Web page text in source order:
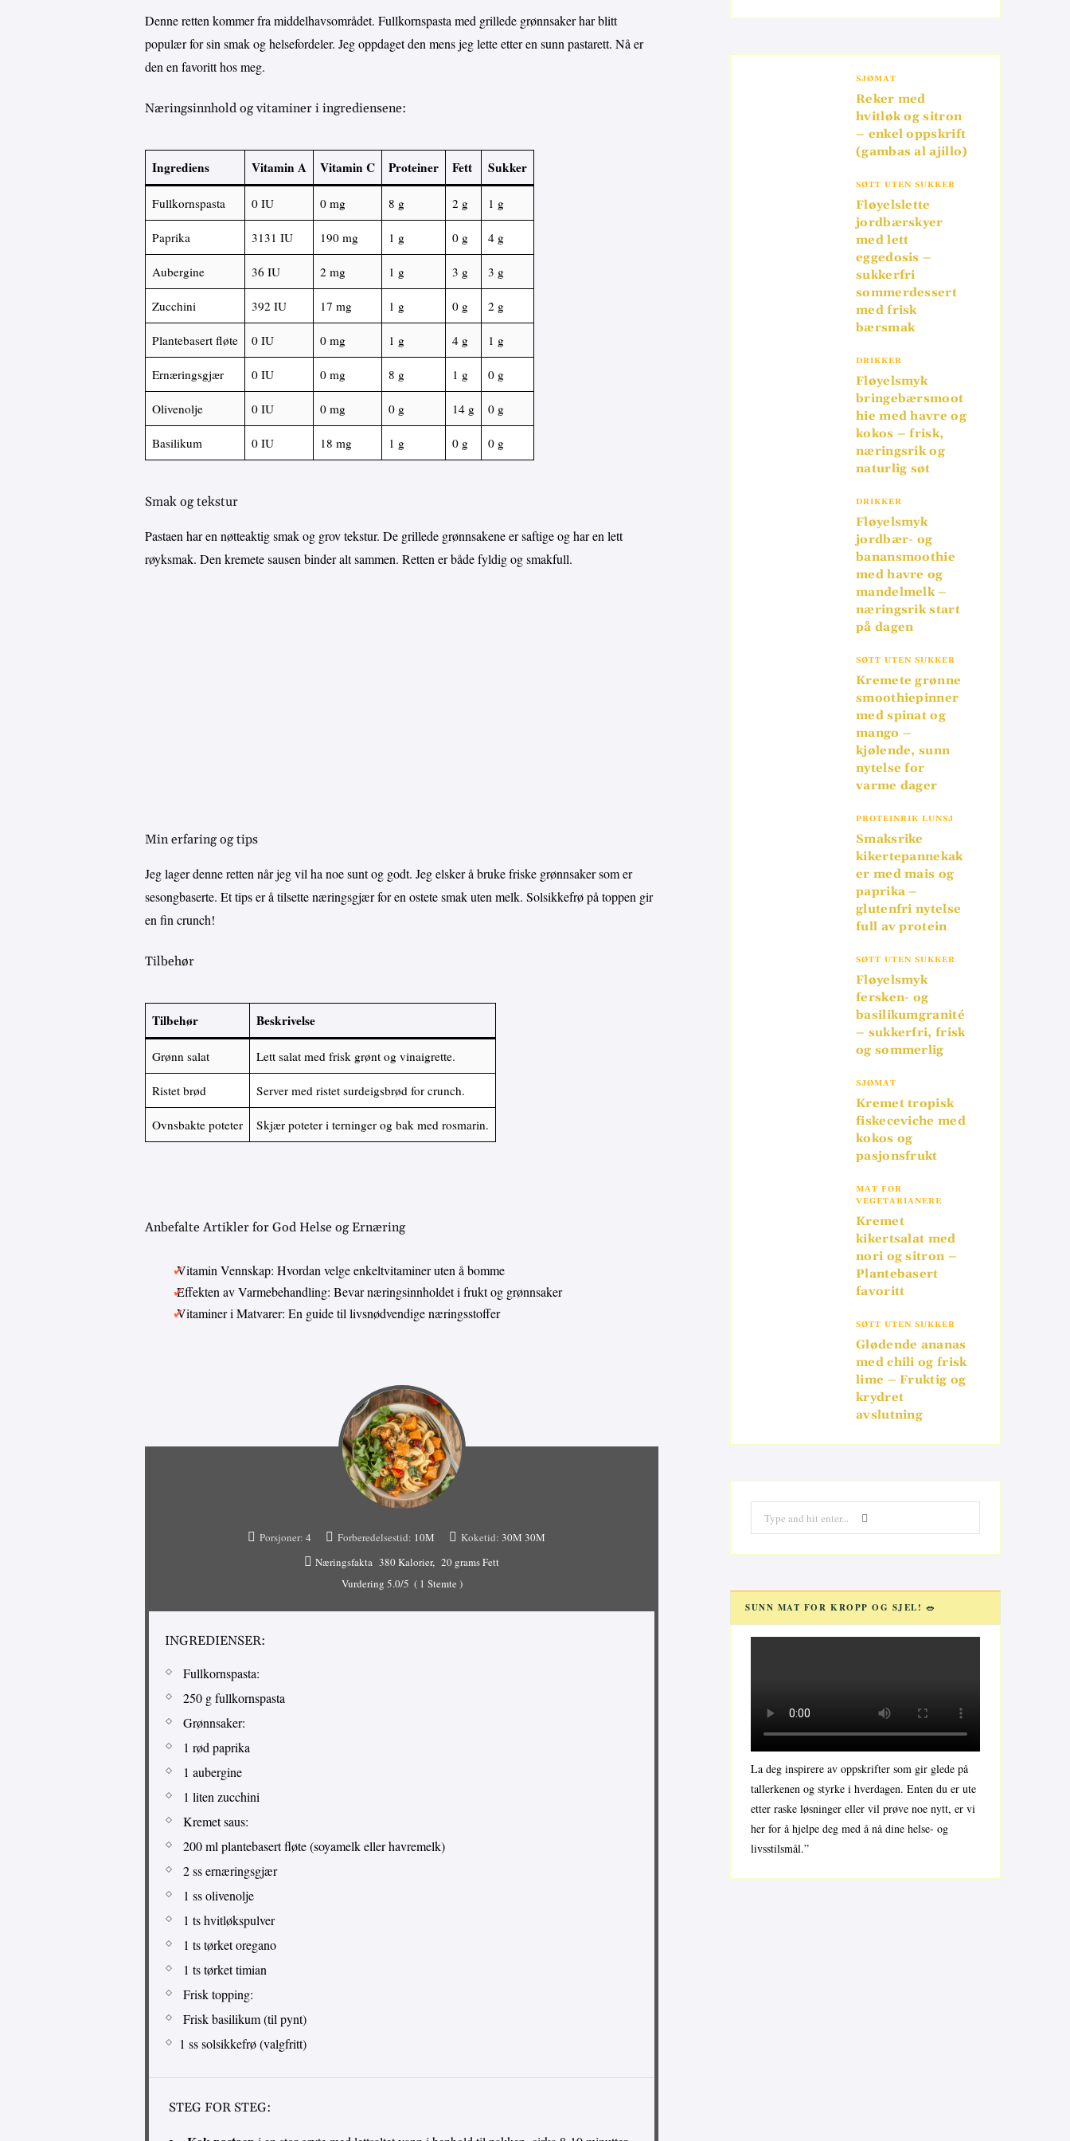
Denne retten kommer fra middelhavsområdet. Fullkornspasta med grillede grønnsaker har blitt
populær for sin smak og helsefordeler. Jeg oppdaget den mens jeg lette etter en sunn pastarett. Nå er
den en favoritt hos meg.
Næringsinnhold og vitaminer i ingrediensene:
Ingrediens Vitamin A Vitamin C Proteiner Fett Sukker
Fullkornspasta 0 IU 0 mg 8 g 2 g 1 g
Paprika 3131 IU 190 mg 1 g 0 g 4 g
Aubergine 36 IU 2 mg 1 g 3 g 3 g
Zucchini 392 IU 17 mg 1 g 0 g 2 g
Plantebasert fløte 0 IU 0 mg 1 g 4 g 1 g
Ernæringsgjær 0 IU 0 mg 8 g 1 g 0 g
Olivenolje 0 IU 0 mg 0 g 14 g 0 g
Basilikum 0 IU 18 mg 1 g 0 g 0 g
Smak og tekstur
Pastaen har en nøtteaktig smak og grov tekstur. De grillede grønnsakene er saftige og har en lett
røyksmak. Den kremete sausen binder alt sammen. Retten er både fyldig og smakfull.
Min erfaring og tips
Jeg lager denne retten når jeg vil ha noe sunt og godt. Jeg elsker å bruke friske grønnsaker som er
sesongbaserte. Et tips er å tilsette næringsgjær for en ostete smak uten melk. Solsikkefrø på toppen gir
en fin crunch!
Tilbehør
Tilbehør Beskrivelse
Grønn salat Lett salat med frisk grønt og vinaigrette.
Ristet brød Server med ristet surdeigsbrød for crunch.
Ovnsbakte poteter Skjær poteter i terninger og bak med rosmarin.
Anbefalte Artikler for God Helse og Ernæring
Vitamin Vennskap: Hvordan velge enkeltvitaminer uten å bomme
Effekten av Varmebehandling: Bevar næringsinnholdet i frukt og grønnsaker
Vitaminer i Matvarer: En guide til livsnødvendige næringsstoffer
Porsjoner: 4 Forberedelsestid: 10М Koketid: 30М 30М
Næringsfakta 380 Kalorier
20 grams Fett
Vurdering 5.0/5 ( 1 Stemte )
INGREDIENSER:
Fullkornspasta:
250 g fullkornspasta
Grønnsaker:
1 rød paprika
1 aubergine
1 liten zucchini
Kremet saus:
200 ml plantebasert fløte (soyamelk eller havremelk)
2 ss ernæringsgjær
1 ss olivenolje
1 ts hvitløkspulver
1 ts tørket oregano
1 ts tørket timian
Frisk topping:
Frisk basilikum (til pynt)
1 ss solsikkefrø (valgfritt)
STEG FOR STEG:
SJØMAT
Reker med
hvitløk og sitron
– enkel oppskrift
(gambas al ajillo)
SØTT UTEN SUKKER
Fløyelslette
jordbærskyer
med lett
eggedosis –
sukkerfri
sommerdessert
med frisk
bærsmak
DRIKKER
Fløyelsmyk
bringebærsmoot
hie med havre og
kokos – frisk,
næringsrik og
naturlig søt
DRIKKER
Fløyelsmyk
jordbær- og
banansmoothie
med havre og
mandelmelk –
næringsrik start
på dagen
SØTT UTEN SUKKER
Kremete grønne
smoothiepinner
med spinat og
mango –
kjølende, sunn
nytelse for
varme dager
PROTEINRIK LUNSJ
Smaksrike
kikertepannekak
er med mais og
paprika –
glutenfri nytelse
full av protein
SØTT UTEN SUKKER
Fløyelsmyk
fersken- og
basilikumgranité
– sukkerfri, frisk
og sommerlig
SJØMAT
Kremet tropisk
fiskeceviche med
kokos og
pasjonsfrukt
MAT FOR
VEGETARIANERE
Kremet
kikertsalat med
nori og sitron –
Plantebasert
favoritt
SØTT UTEN SUKKER
Glødende ananas
med chili og frisk
lime – Fruktig og
krydret
avslutning
for:
SUNN MAT FOR KROPP OG SJEL! 🥗
La deg inspirere av oppskrifter som gir glede på
tallerkenen og styrke i hverdagen. Enten du er ute
etter raske løsninger eller vil prøve noe nytt, er vi
her for å hjelpe deg med å nå dine helse- og
livsstilsmål.”